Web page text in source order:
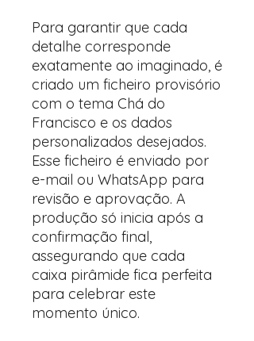
Para garantir que cada
detalhe corresponde
exatamente ao imaginado, é
criado um ficheiro provisório
com o tema Chá do
Francisco e os dados
personalizados desejados.
Esse ficheiro é enviado por
e-mail ou WhatsApp para
revisão e aprovação. A
produção só inicia após a
confirmação final,
assegurando que cada
caixa pirâmide fica perfeita
para celebrar este
momento único.